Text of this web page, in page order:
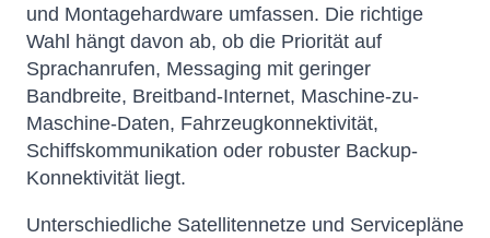
und Montagehardware umfassen. Die richtige
Wahl hängt davon ab, ob die Priorität auf
Sprachanrufen, Messaging mit geringer
Bandbreite, Breitband-Internet, Maschine-zu-
Maschine-Daten, Fahrzeugkonnektivität,
Schiffskommunikation oder robuster Backup-
Konnektivität liegt.
Unterschiedliche Satellitennetze und Servicepläne